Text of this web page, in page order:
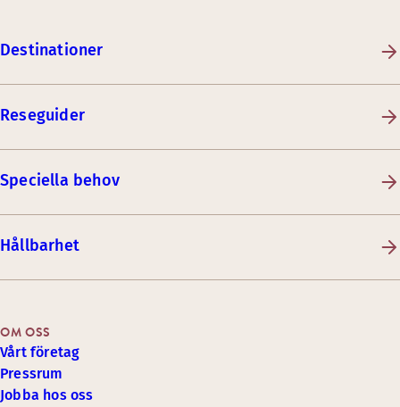
Destinationer
Reseguider
Speciella behov
Hållbarhet
OM OSS
Vårt företag
Pressrum
Jobba hos oss